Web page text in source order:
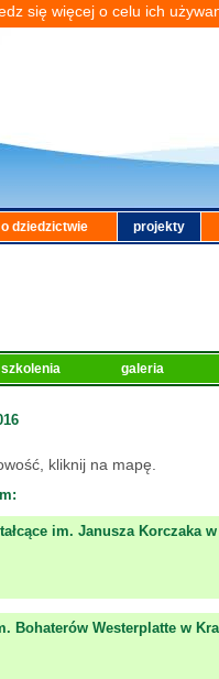
się więcej o celu ich
o dziedzictwie projekty
szkolenia galeria
kliknij na mapę.
im. Janusza Korczaka
Bohaterów Westerplatte w